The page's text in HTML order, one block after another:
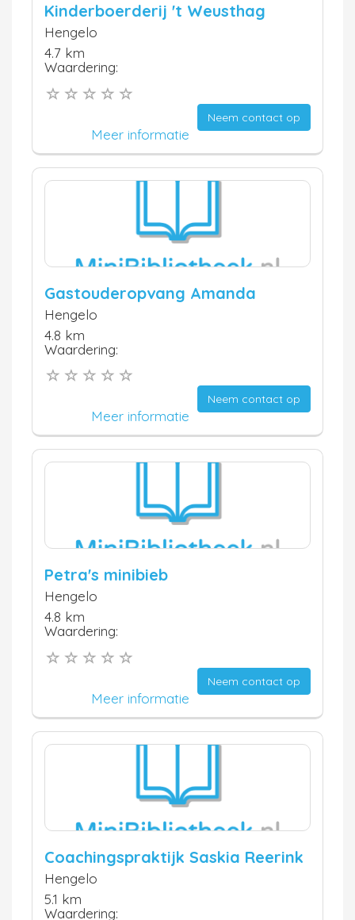
Kinderboerderij 't Weusthag
Hengelo
4.7 km
Waardering:
Neem contact op
Meer informatie
Gastouderopvang Amanda
Hengelo
4.8 km
Waardering:
Neem contact op
Meer informatie
Petra's minibieb
Hengelo
4.8 km
Waardering:
Neem contact op
Meer informatie
Coachingspraktijk Saskia Reerink
Hengelo
5.1 km
Waardering: